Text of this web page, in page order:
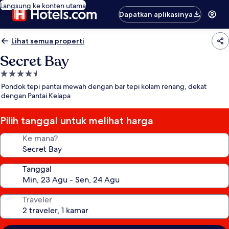
Langsung ke konten utama
Dapatkan aplikasinya
Lihat semua properti
Secret Bay
Properti
bintang
4.5
Pondok tepi pantai mewah dengan bar tepi kolam renang, dekat
dengan Pantai Kelapa
Pilih tanggal untuk melihat harga
Ke mana?
Tanggal
Traveler